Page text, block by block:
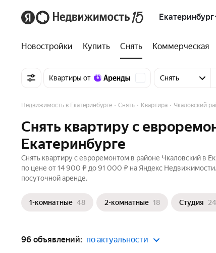
Екатеринбург
Новостройки Купить Снять Коммерческая
Квартиры от Снять
Недвижимость в Екатеринбурге Снять Квартира Чкаловский
Снять квартиру с
Екатеринбурге
Снять квартиру с евроремонтом в районе Чкаловский в
по цене от 14 900 ₽ до 91 000 ₽ на Яндекс
посуточной аренде.
1-комнатные 48 2-комнатные 18 Студия 24
96 объявлений: по актуальности